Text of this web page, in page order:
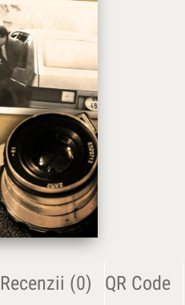
Recenzii (0) QR Code